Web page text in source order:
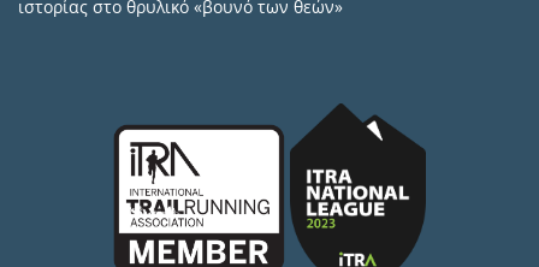
ιστορίας στο θρυλικό «βουνό των θεών»